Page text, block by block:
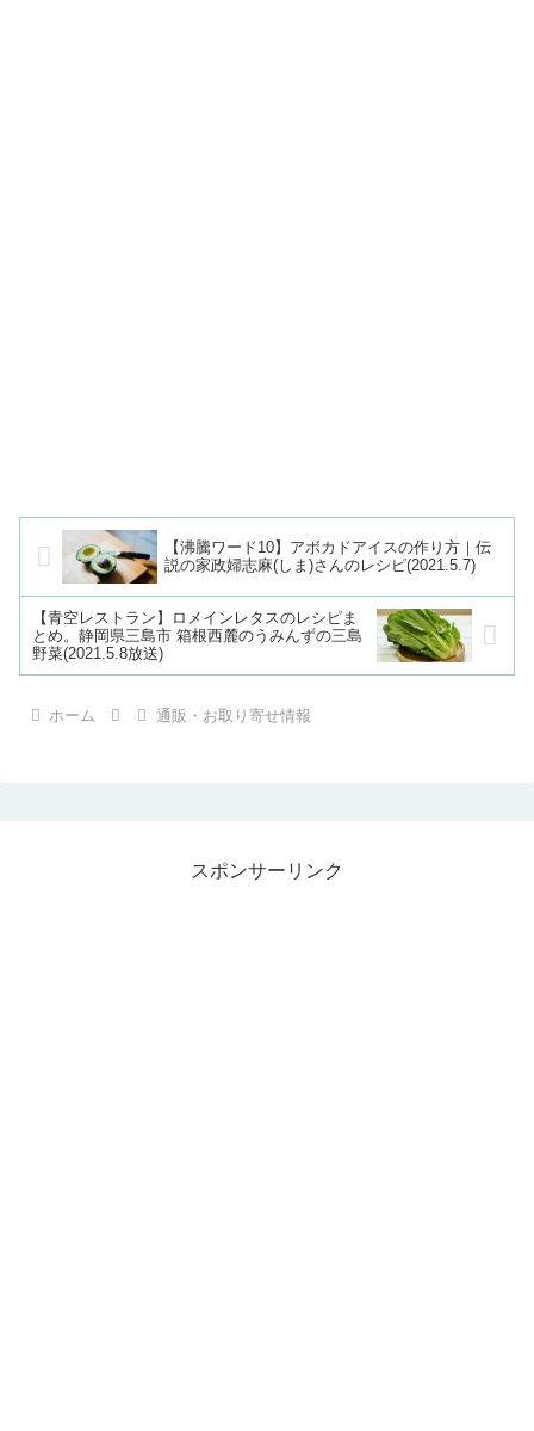
【沸騰ワード10】アボカドアイスの作り方｜伝
説の家政婦志麻(しま)さんのレシピ(2021.5.7)
【青空レストラン】ロメインレタスのレシピま
とめ。静岡県三島市 箱根西麓のうみんずの三島
野菜(2021.5.8放送)
ホーム 通販・お取り寄せ情報
スポンサーリンク